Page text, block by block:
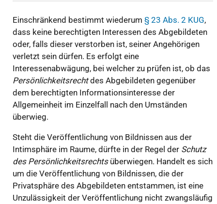
Einschränkend bestimmt wiederum § 23 Abs. 2 KUG,
dass keine berechtigten Interessen des Abgebildeten
oder, falls dieser verstorben ist, seiner Angehörigen
verletzt sein dürfen. Es erfolgt eine
Interessenabwägung, bei welcher zu prüfen ist, ob das
Persönlichkeitsrechtdes Abgebildeten gegenüber
dem berechtigten Informationsinteresse der
Allgemeinheit im Einzelfall nach den Umständen
überwieg.
Steht die Veröffentlichung von Bildnissen aus der
Intimsphäre im Raume, dürfte in der Regel der Schutz
des Persönlichkeitsrechtsüberwiegen. Handelt es sich
um die Veröffentlichung von Bildnissen, die der
Privatsphäre des Abgebildeten entstammen, ist eine
Unzulässigkeit der Veröffentlichung nicht zwangsläufig